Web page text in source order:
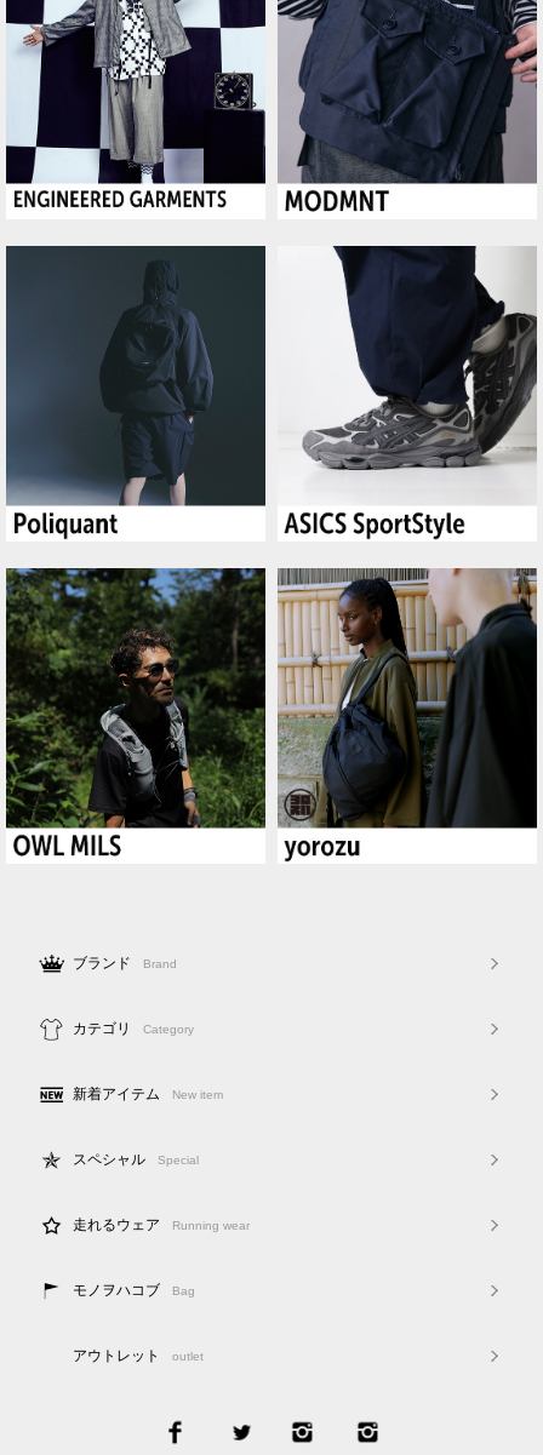
ブランド Brand
カテゴリ Category
新着アイテム New item
スペシャル Special
走れるウェア Running wear
モノヲハコブ Bag
アウトレット outlet